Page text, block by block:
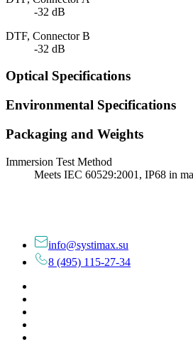
-32 dB
DTF, Connector B
-32 dB
Optical Specifications
Environmental Specifications
Packaging and Weights
Immersion Test Method
Meets IEC 60529:2001, IP68 in
info@systimax.su
8 (495) 115-27-34